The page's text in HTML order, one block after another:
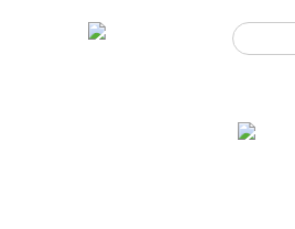
关于我们
产品与服务
新闻资讯
投资者关系
人力资源